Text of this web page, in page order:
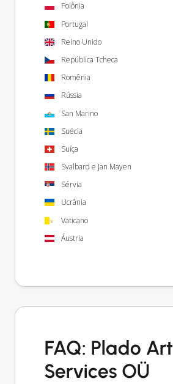
Polônia
Portugal
Reino Unido
República Tcheca
Romênia
Rússia
San Marino
Suécia
Suíça
Svalbard e Jan Mayen
Sérvia
Ucrânia
Vaticano
Áustria
FAQ: Plado Art
Services OÜ